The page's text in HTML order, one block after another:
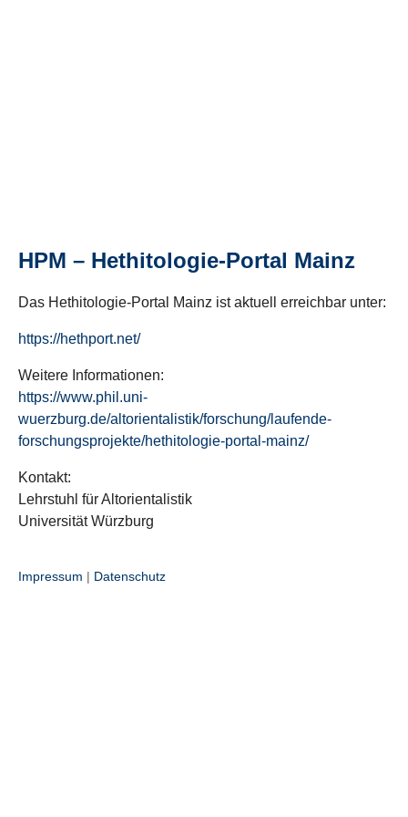
HPM – Hethitologie-Portal Mainz
Das Hethitologie-Portal Mainz ist aktuell erreichbar unter:
https://hethport.net/
Weitere Informationen:
https://www.phil.uni-
wuerzburg.de/altorientalistik/forschung/laufende-
forschungsprojekte/hethitologie-portal-mainz/
Kontakt:
Lehrstuhl für Altorientalistik
Universität Würzburg
Impressum | Datenschutz